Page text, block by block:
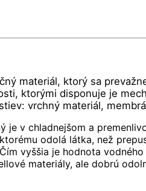
materiál, ktorý sa
ktorými disponuje je
vrchný materiál,
je v chladnejšom a
odolá látka, než
vyššia je hodnota
materiály, ale dobrú